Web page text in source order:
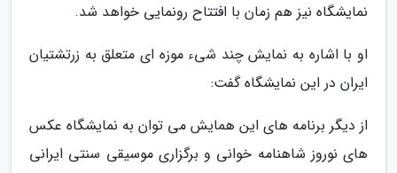
نمایشگاه نیز هم زمان با افتتاح رونمایی خواهد شد.
او با اشاره به نمایش چند شیء موزه ای متعلق به زرتشتیان
ایران در این نمایشگاه گفت:
از دیگر برنامه های این همایش می توان به نمایشگاه عکس
های نوروز شاهنامه خوانی و برگزاری موسیقی سنتی ایرانی